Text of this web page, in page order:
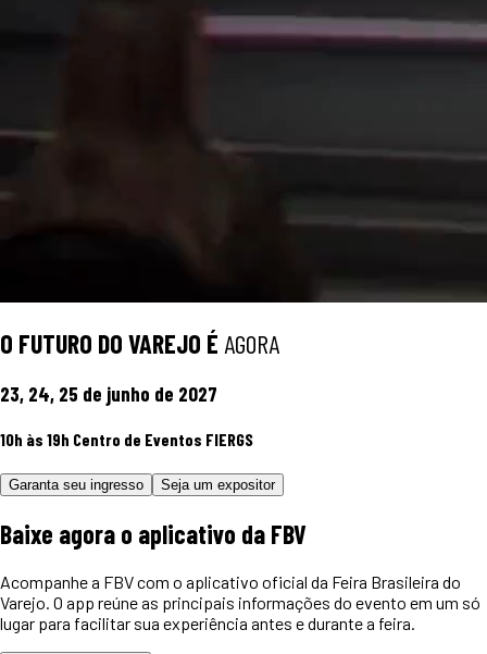
O FUTURO DO VAREJO É AGORA
23, 24, 25 de junho de 2027
10h às 19h Centro de Eventos FIERGS
Garanta seu ingresso Seja um expositor
Baixe agora o aplicativo da FBV
Acompanhe a FBV com o aplicativo oficial da Feira Brasileira do
Varejo. O app reúne as principais informações do evento em um só
lugar para facilitar sua experiência antes e durante a feira.